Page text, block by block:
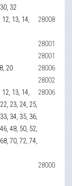
32
12, 13, 14,
28008
28001
28001
20
28006
28002
12, 13, 14,
23, 24, 25,
34, 35, 36,
48, 50, 52,
70, 72, 74,
28006
28000